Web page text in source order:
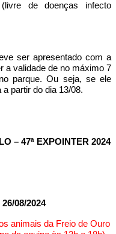
de doenças infecto
ser apresentado com a
a validade de no máximo 7
parque. Ou seja, se ele
partir do dia 13/08.
– 47ª EXPOINTER 2024
08/2024
animais da Freio de Ouro